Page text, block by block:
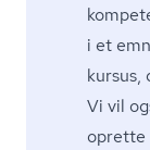
i et
kursus,
Vi vil
oprette